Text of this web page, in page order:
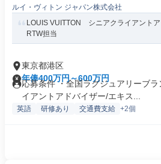
ルイ・ヴィトン ジャパン株式会社
LOUIS VUITTON シニアクライアント
RTW担当
東京都港区
年俸400万円～600万円
応募条件 ・全国ラグジュアリーブ
イアントアドバイザー/エキス...
英語 研修あり 交通費支給 +2個